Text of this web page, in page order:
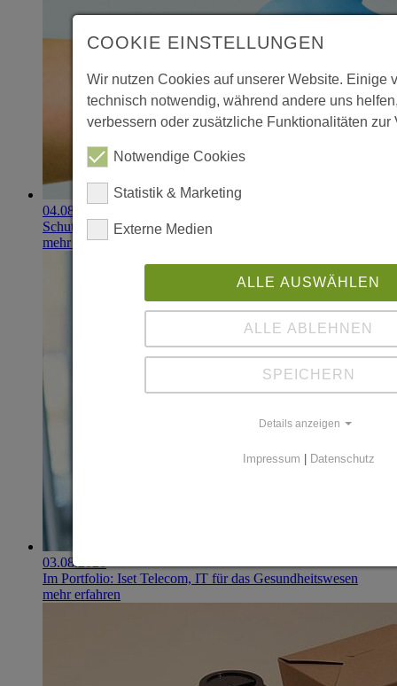
04.08.2026
Schutzhandschuhe erzielen 900.000-Euro-Exit
mehr erfahren
03.08.2026
Im Portfolio: Iset Telecom, IT für das Gesundheitswesen
mehr erfahren
COOKIE EINSTELLUNGEN
Wir nutzen Cookies auf unserer Website. Einige
technisch notwendig, während andere uns
verbessern oder zusätzliche Funktionalitäten zur
Notwendige Cookies
Statistik & Marketing
Externe Medien
ALLE AUSWÄHLEN
ALLE ABLEHNEN
SPEICHERN
Details anzeigen
Impressum Datenschutz